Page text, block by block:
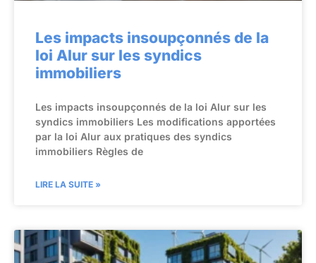
Les impacts insoupçonnés de la
loi Alur sur les syndics
immobiliers
Les impacts insoupçonnés de la loi Alur sur les
syndics immobiliers Les modifications apportées
par la loi Alur aux pratiques des syndics
immobiliers Règles de
LIRE LA SUITE »